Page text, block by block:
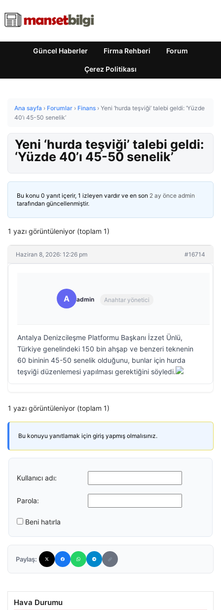
Güncel Haberler Firma Rehberi Forum
Çerez Politikası
Ana sayfa › Forumlar › Finans › Yeni ‘hurda teşviği’ talebi geldi: ‘Yüzde
40’ı 45-50 senelik’
Yeni ‘hurda teşviği’ talebi geldi:
‘Yüzde 40’ı 45-50 senelik’
Bu konu 0 yanıt içerir, 1 izleyen vardır ve en son 2 ay önce admin
tarafından güncellenmiştir.
1 yazı görüntüleniyor (toplam 1)
Haziran 8, 2026: 12:26 pm #16714
A admin Anahtar yönetici
Antalya Denizcileşme Platformu Başkanı İzzet Ünlü,
Türkiye genelindeki 150 bin ahşap ve benzeri teknenin
60 bininin 45-50 senelik olduğunu, bunlar için hurda
teşviği düzenlemesi yapılması gerektiğini söyledi.
1 yazı görüntüleniyor (toplam 1)
Bu konuyu yanıtlamak için giriş yapmış olmalısınız.
Kullanıcı adı:
Parola:
Beni hatırla
Paylaş:
Hava Durumu